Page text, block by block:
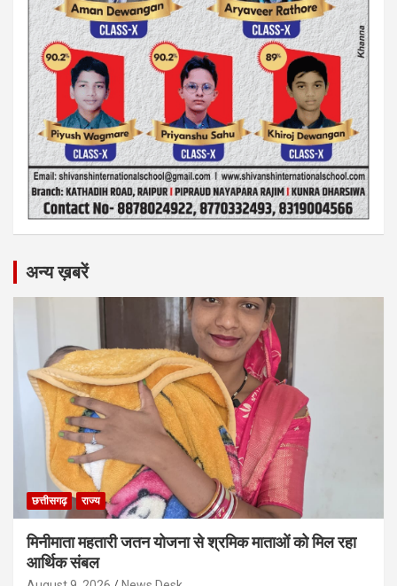
अन्य ख़बरें
छत्तीसगढ़ राज्य
मिनीमाता महतारी जतन योजना से श्रमिक माताओं को मिल रहा
आर्थिक संबल